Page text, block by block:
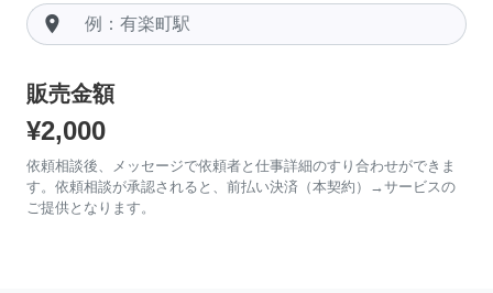
room
販売金額
¥2,000
依頼相談後、メッセージで依頼者と仕事詳細のすり合わせができま
す。依頼相談が承認されると、前払い決済（本契約）→サービスの
ご提供となります。